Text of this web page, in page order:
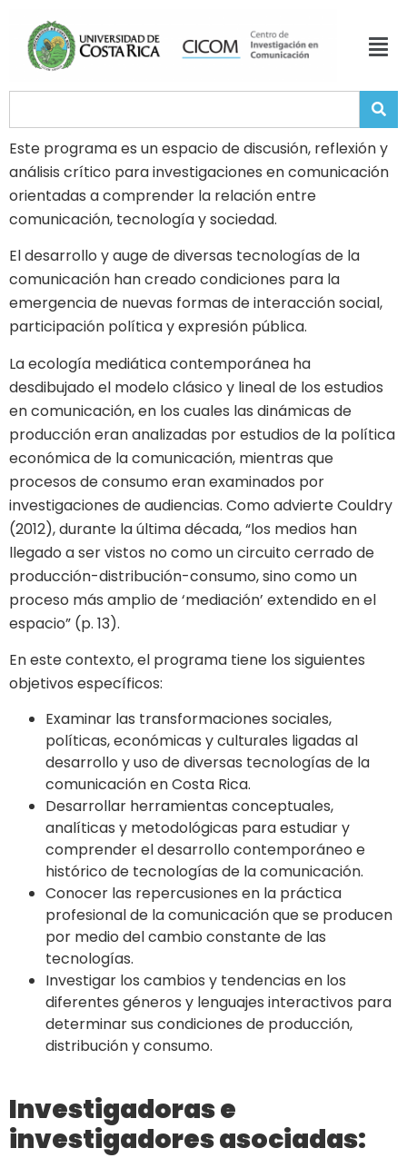
Este programa es un espacio de discusión, reflexión y
análisis crítico para investigaciones en comunicación
orientadas a comprender la relación entre
comunicación, tecnología y sociedad.
El desarrollo y auge de diversas tecnologías de la
comunicación han creado condiciones para la
emergencia de nuevas formas de interacción social,
participación política y expresión pública.
La ecología mediática contemporánea ha
desdibujado el modelo clásico y lineal de los estudios
en comunicación, en los cuales las dinámicas de
producción eran analizadas por estudios de la política
económica de la comunicación, mientras que
procesos de consumo eran examinados por
investigaciones de audiencias. Como advierte Couldry
(2012), durante la última década, “los medios han
llegado a ser vistos no como un circuito cerrado de
producción-distribución-consumo, sino como un
proceso más amplio de ‘mediación’ extendido en el
espacio” (p. 13).
En este contexto, el programa tiene los siguientes
objetivos específicos:
Examinar las transformaciones sociales,
políticas, económicas y culturales ligadas al
desarrollo y uso de diversas tecnologías de la
comunicación en Costa Rica.
Desarrollar herramientas conceptuales,
analíticas y metodológicas para estudiar y
comprender el desarrollo contemporáneo e
histórico de tecnologías de la comunicación.
Conocer las repercusiones en la práctica
profesional de la comunicación que se producen
por medio del cambio constante de las
tecnologías.
Investigar los cambios y tendencias en los
diferentes géneros y lenguajes interactivos para
determinar sus condiciones de producción,
distribución y consumo.
Investigadoras e
investigadores asociadas: